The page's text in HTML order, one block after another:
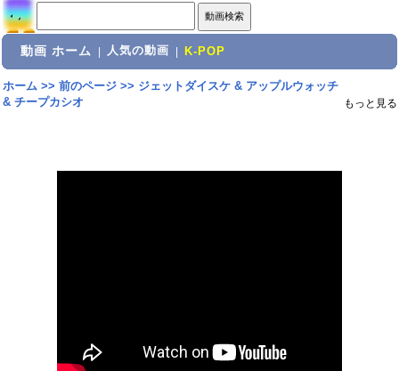
動画 ホーム 人気の動画 K-POP
ホーム>> 前のページ>> ジェットダイスケ & アップルウォッチ
& チープカシオ
もっと見る